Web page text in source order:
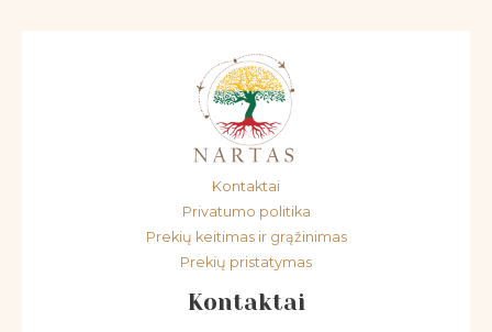
Kontaktai
Privatumo politika
Prekių keitimas ir grąžinimas
Prekių pristatymas
Kontaktai